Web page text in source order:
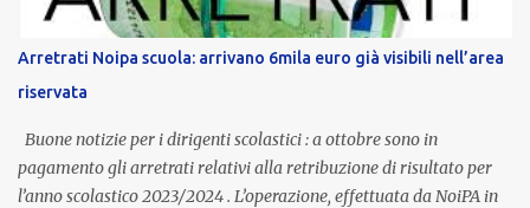
Provincia autonoma di Bolzano, che integra in maniera stabile lo
stipendio nazionale grazie alle prerogative garantite
dall’autonomia locale. Non è un bonus temporaneo né un
compenso accessorio, ma una voce strutturale di retribuzione,
aggiornata periodicamente in base al cost...
Arretrati Noipa scuola: arrivano 6mila euro già visibili nell’area
riservata
Buone notizie per i dirigenti scolastici : a ottobre sono in
pagamento gli arretrati relativi alla retribuzione di risultato per
l’anno scolastico 2023/2024 . L’operazione, effettuata da NoiPA in